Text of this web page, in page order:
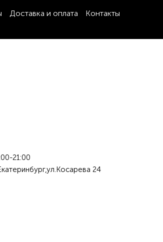
Доставка и оплата Контакты
21:00
24